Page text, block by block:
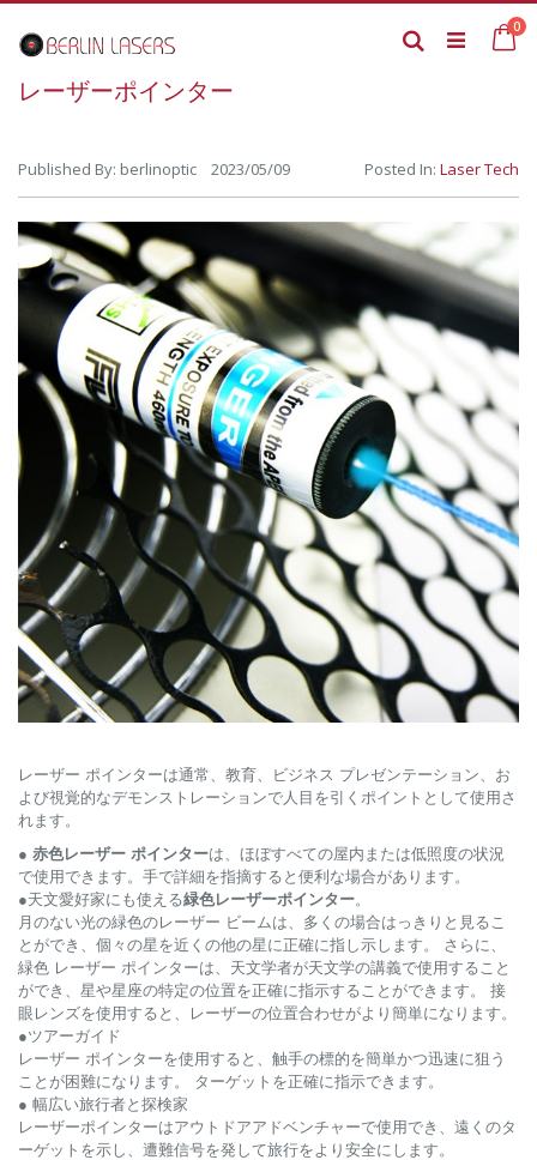
to
Content
0
Search
レーザーポインター
Published By: berlinoptic 2023/05/09 Posted In: Laser Tech
レーザー ポインターは通常、教育、ビジネス プレゼンテーション、お
よび視覚的なデモンストレーションで人目を引くポイントとして使用さ
れます。
● 赤色レーザー ポインターは、ほぼすべての屋内または低照度の状況
で使用できます。手で詳細を指摘すると便利な場合があります。
●天文愛好家にも使える緑色レーザーポインター。
月のない光の緑色のレーザー ビームは、多くの場合はっきりと見るこ
とができ、個々の星を近くの他の星に正確に指し示します。 さらに、
緑色 レーザー ポインターは、天文学者が天文学の講義で使用すること
ができ、星や星座の特定の位置を正確に指示することができます。 接
眼レンズを使用すると、レーザーの位置合わせがより簡単になります。
●ツアーガイド
レーザー ポインターを使用すると、触手の標的を簡単かつ迅速に狙う
ことが困難になります。 ターゲットを正確に指示できます。
● 幅広い旅行者と探検家
レーザーポインターはアウトドアアドベンチャーで使用でき、遠くのタ
ーゲットを示し、遭難信号を発して旅行をより安全にします。